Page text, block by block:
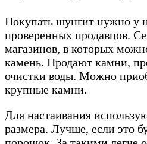
Покупать шунгит нужно у
проверенных продавцов.
магазинов, в которых
камень. Продают камни,
очистки воды. Можно
крупные камни.
Для настаивания
размера. Лучше, если это